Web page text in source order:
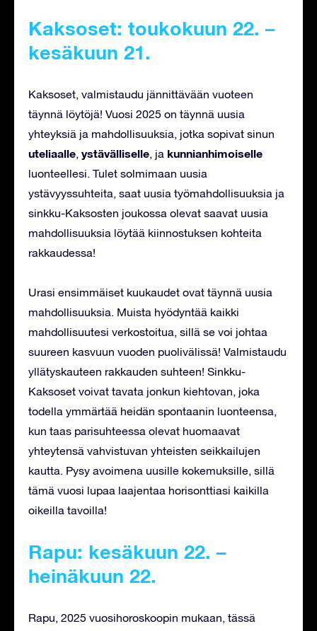
Kaksoset: toukokuun 22. –
kesäkuun 21.
Kaksoset, valmistaudu jännittävään vuoteen
täynnä löytöjä! Vuosi 2025 on täynnä uusia
yhteyksiä ja mahdollisuuksia, jotka sopivat sinun
uteliaalle, ystävälliselle, ja kunnianhimoiselle
luonteellesi. Tulet solmimaan uusia
ystävyyssuhteita, saat uusia työmahdollisuuksia ja
sinkku-Kaksosten joukossa olevat saavat uusia
mahdollisuuksia löytää kiinnostuksen kohteita
rakkaudessa!
Urasi ensimmäiset kuukaudet ovat täynnä uusia
mahdollisuuksia. Muista hyödyntää kaikki
mahdollisuutesi verkostoitua, sillä se voi johtaa
suureen kasvuun vuoden puolivälissä! Valmistaudu
yllätyskauteen rakkauden suhteen! Sinkku-
Kaksoset voivat tavata jonkun kiehtovan, joka
todella ymmärtää heidän spontaanin luonteensa,
kun taas parisuhteessa olevat huomaavat
yhteytensä vahvistuvan yhteisten seikkailujen
kautta. Pysy avoimena uusille kokemuksille, sillä
tämä vuosi lupaa laajentaa horisonttiasi kaikilla
oikeilla tavoilla!
Rapu: kesäkuun 22. –
heinäkuun 22.
Rapu, 2025 vuosihoroskoopin mukaan, tässä